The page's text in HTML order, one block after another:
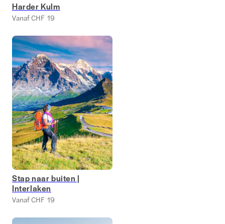
Harder Kulm
Vanaf CHF 19
Stap naar buiten |
Interlaken
Vanaf CHF 19